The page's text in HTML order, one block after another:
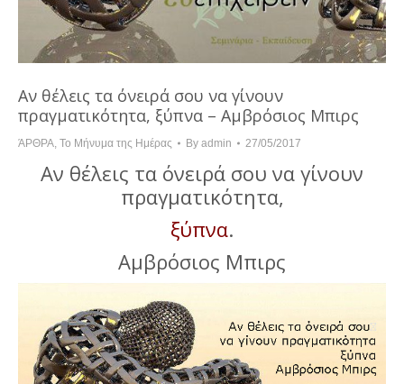
Αν θέλεις τα όνειρά σου να γίνουν
πραγματικότητα, ξύπνα – Αμβρόσιος Μπιρς
ΆΡΘΡΑ, Το Μήνυμα της Ημέρας By admin 27/05/2017
Αν θέλεις τα όνειρά σου να γίνουν
πραγματικότητα,
ξύπνα.
Αμβρόσιος Μπιρς